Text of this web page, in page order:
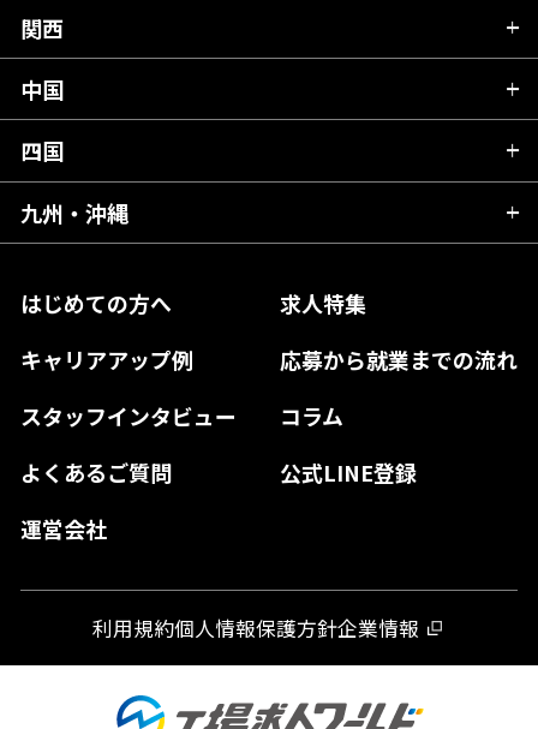
はじめての方へ
求人特集
キャリアアップ例
応募から就業までの流れ
スタッフインタビュー
コラム
よくあるご質問
公式LINE登録
運営会社
岩手県
宮城県
福島県
群馬県
千葉県
東京都
神奈川県
富山県
石川県
山梨県
長野県
岐阜県
静岡県
愛知県
関西
滋賀県
京都府
大阪府
奈良県
和歌山県
中国
広島県
岡山県
島根県
山口県
四国
愛媛県
高知県
徳島県
九州・沖縄
熊本県
宮崎県
鹿児島県
利用規約個人情報保護方針企業情報